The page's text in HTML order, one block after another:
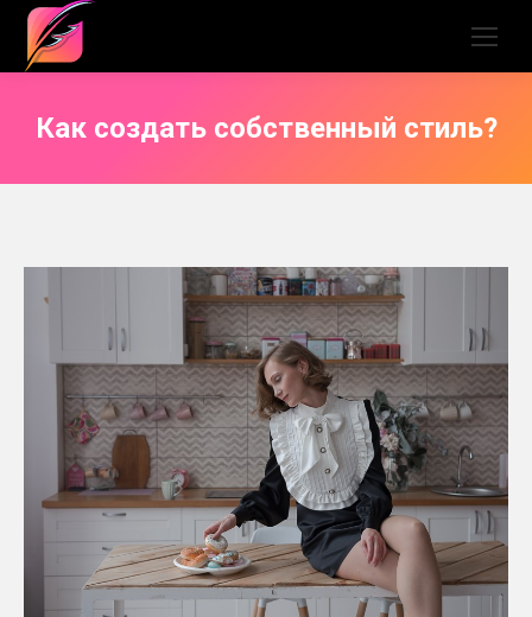
Как создать собственный стиль?